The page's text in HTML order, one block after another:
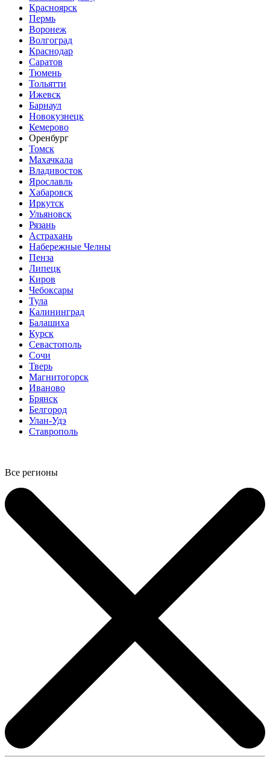
Красноярск
Пермь
Воронеж
Волгоград
Краснодар
Саратов
Тюмень
Тольятти
Ижевск
Барнаул
Новокузнецк
Кемерово
Оренбург
Томск
Махачкала
Владивосток
Ярославль
Хабаровск
Иркутск
Ульяновск
Рязань
Астрахань
Набережные Челны
Пенза
Липецк
Киров
Чебоксары
Тула
Калининград
Балашиха
Курск
Севастополь
Сочи
Тверь
Магнитогорск
Иваново
Брянск
Белгород
Улан-Удэ
Ставрополь
Все регионы